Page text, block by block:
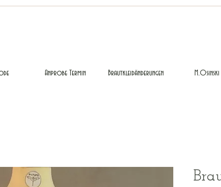
Anprobe Termin Brautkleidänderungen M.Osinski